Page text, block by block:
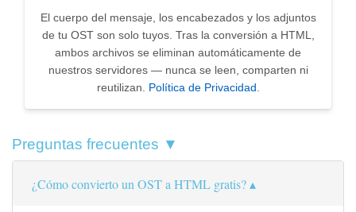
El cuerpo del mensaje, los encabezados y los adjuntos
de tu OST son solo tuyos. Tras la conversión a HTML,
ambos archivos se eliminan automáticamente de
nuestros servidores — nunca se leen, comparten ni
reutilizan. Política de Privacidad
Preguntas frecuentes ▼
¿Cómo convierto un OST a HTML gratis?